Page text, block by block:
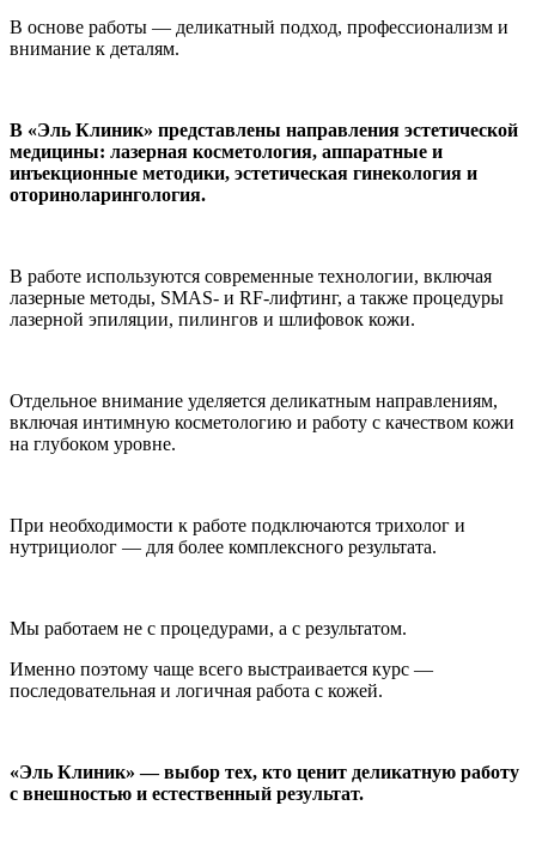
В основе работы — деликатный подход, профессионализм и
внимание к деталям.
В «Эль Клиник» представлены направления эстетической
медицины: лазерная косметология, аппаратные и
инъекционные методики, эстетическая гинекология и
оториноларингология.
В работе используются современные технологии, включая
лазерные методы, SMAS- и RF-лифтинг, а также процедуры
лазерной эпиляции, пилингов и шлифовок кожи.
Отдельное внимание уделяется деликатным направлениям,
включая интимную косметологию и работу с качеством кожи
на глубоком уровне.
При необходимости к работе подключаются трихолог и
нутрициолог — для более комплексного результата.
Мы работаем не с процедурами, а с результатом.
Именно поэтому чаще всего выстраивается курс —
последовательная и логичная работа с кожей.
«Эль Клиник» — выбор тех, кто ценит деликатную работу
с внешностью и естественный результат.